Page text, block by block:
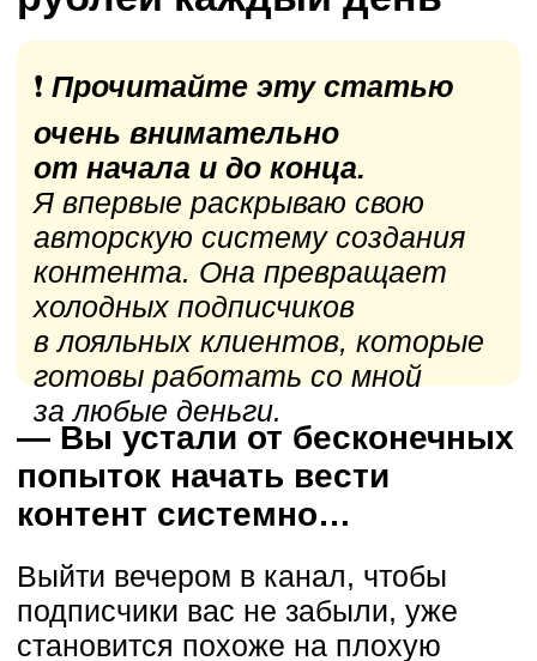
очень внимательно
авторскую систему создания
контента. Она превращает
холодных подписчиков
в лояльных клиентов, которые
готовы работать со мной
за любые деньги.
— Вы потратили целое
и наставничества, но ни одно
из них не сработало в вашем
случае
— Вы устали от бесконечных
попыток начать вести
контент системно…
Выйти вечером в канал, чтобы
подписчики вас не забыли, уже
становится похоже на плохую
традицию. С каждой попыткой
возвращаться в канал становится
все труднее и труднее.